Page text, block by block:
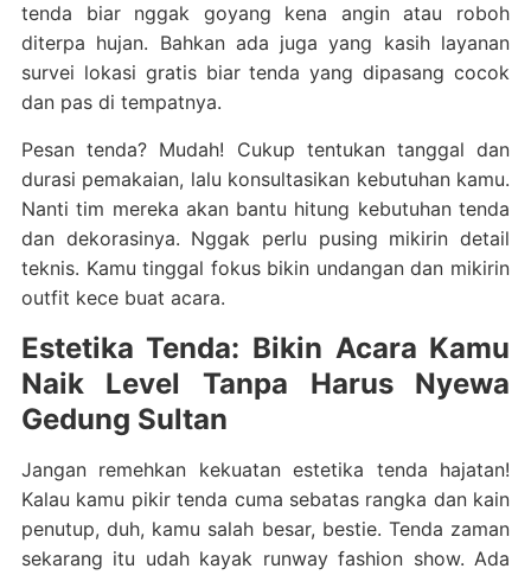
tenda biar nggak goyang kena angin atau roboh
diterpa hujan. Bahkan ada juga yang kasih layanan
survei lokasi gratis biar tenda yang dipasang cocok
dan pas di tempatnya.
Pesan tenda? Mudah! Cukup tentukan tanggal dan
durasi pemakaian, lalu konsultasikan kebutuhan kamu.
Nanti tim mereka akan bantu hitung kebutuhan tenda
dan dekorasinya. Nggak perlu pusing mikirin detail
teknis. Kamu tinggal fokus bikin undangan dan mikirin
outfit kece buat acara.
Estetika Tenda: Bikin Acara Kamu
Naik Level Tanpa Harus Nyewa
Gedung Sultan
Jangan remehkan kekuatan estetika tenda hajatan!
Kalau kamu pikir tenda cuma sebatas rangka dan kain
penutup, duh, kamu salah besar, bestie. Tenda zaman
sekarang itu udah kayak runway fashion show. Ada